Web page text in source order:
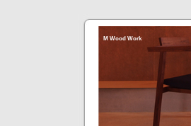
M Wood Work